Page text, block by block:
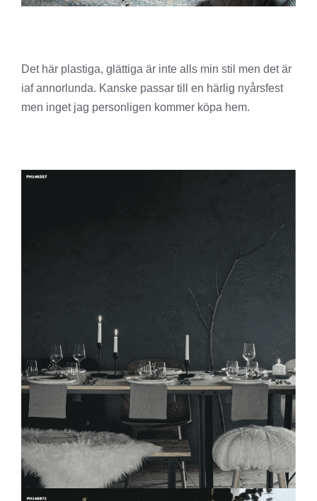
Det här plastiga, glättiga är inte alls min stil men det är
iaf annorlunda. Kanske passar till en härlig nyårsfest
men inget jag personligen kommer köpa hem.